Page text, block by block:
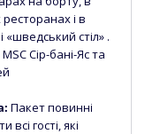
і в
«шведський стіл» .
Сір-бані-Яс та
Пакет повинні
гості, які